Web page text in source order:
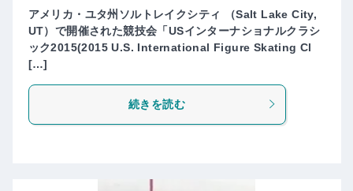
アメリカ・ユタ州ソルトレイクシティ （Salt Lake City,
UT）で開催された競技会「USインターナショナルクラシ
ック2015(2015 U.S. International Figure Skating Cl
[…]
続きを読む